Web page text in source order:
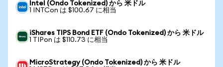
Intel (Ondo Tokenized) から 米ドル
1 INTCon は $100.67 に相当
iShares TIPS Bond ETF (Ondo Tokenized) から 米ドル
1 TIPon は $110.73 に相当
MicroStrategy (Ondo Tokenized) から 米ドル